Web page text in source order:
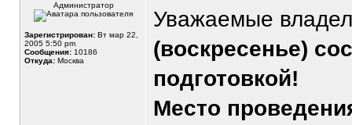
Администратор
Зарегистрирован: Вт мар 22,
2005 5:50 pm
Сообщения: 10186
Откуда: Москва
Уважаемые
(воскресенье)
подготовкой!
Место